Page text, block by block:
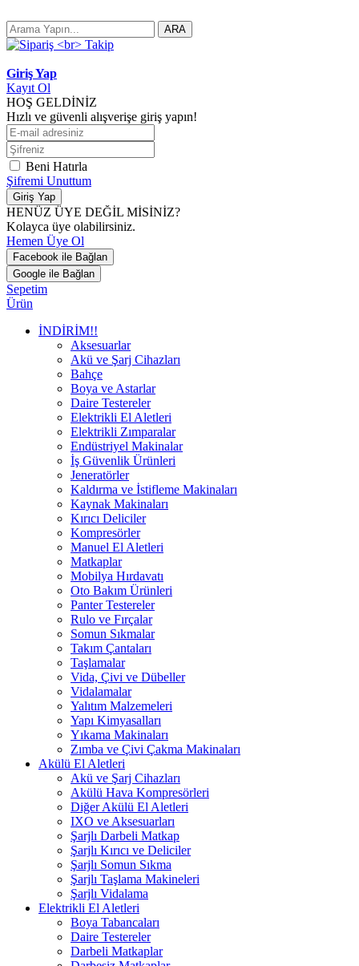
ARA
Giriş Yap
Kayıt Ol
HOŞ GELDİNİZ
Hızlı ve güvenli alışverişe giriş yapın!
Beni Hatırla
Şifremi Unuttum
Giriş Yap
HENÜZ ÜYE DEĞİL MİSİNİZ?
Kolayca üye olabilirsiniz.
Hemen Üye Ol
Facebook ile Bağlan
Google ile Bağlan
Sepetim
Ürün
İNDİRİM!!
Aksesuarlar
Akü ve Şarj Cihazları
Bahçe
Boya ve Astarlar
Daire Testereler
Elektrikli El Aletleri
Elektrikli Zımparalar
Endüstriyel Makinalar
İş Güvenlik Ürünleri
Jeneratörler
Kaldırma ve İstifleme Makinaları
Kaynak Makinaları
Kırıcı Deliciler
Kompresörler
Manuel El Aletleri
Matkaplar
Mobilya Hırdavatı
Oto Bakım Ürünleri
Panter Testereler
Rulo ve Fırçalar
Somun Sıkmalar
Takım Çantaları
Taşlamalar
Vida, Çivi ve Dübeller
Vidalamalar
Yalıtım Malzemeleri
Yapı Kimyasalları
Yıkama Makinaları
Zımba ve Çivi Çakma Makinaları
Akülü El Aletleri
Akü ve Şarj Cihazları
Akülü Hava Kompresörleri
Diğer Akülü El Aletleri
IXO ve Aksesuarları
Şarjlı Darbeli Matkap
Şarjlı Kırıcı ve Deliciler
Şarjlı Somun Sıkma
Şarjlı Taşlama Makineleri
Şarjlı Vidalama
Elektrikli El Aletleri
Boya Tabancaları
Daire Testereler
Darbeli Matkaplar